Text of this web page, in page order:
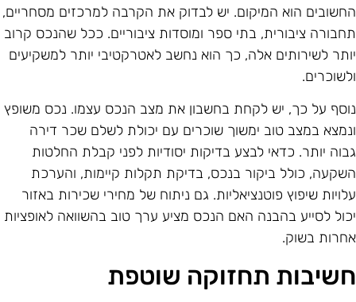
הוא המיקום. יש לבדוק את הקרבה למרכזים מסחריים,
ציבורית, בתי ספר ומוסדות ציבוריים. ככל שהנכס קרוב
לשירותים אלה, כך הוא נחשב לאטרקטיבי יותר למשקיעים
על כך, יש לקחת בחשבון את מצב הנכס עצמו. נכס משופץ
במצב טוב ימשוך שוכרים עם יכולת לשלם שכר דירה
יותר. כדאי לבצע בדיקות יסודיות לפני קבלת החלטות
כולל ביקור בנכס, בדיקת תקלות קיימות, והערכת
שיפוץ פוטנציאליות. גם ניתוח של מחירי שכירות באזור
לסייע בהבנה האם הנכס מציע ערך טוב בהשוואה לאופציות
בשוק.
תחזוקה שוטפת